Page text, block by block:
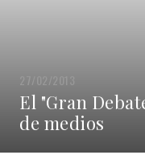
El "Gran
de medios